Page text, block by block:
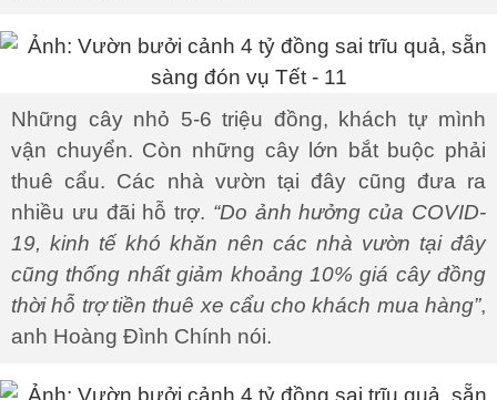
Những cây nhỏ 5-6 triệu đồng, khách tự mình
vận chuyển. Còn những cây lớn bắt buộc phải
thuê cẩu. Các nhà vườn tại đây cũng đưa ra
nhiều ưu đãi hỗ trợ. “Do ảnh hưởng của COVID-
19, kinh tế khó khăn nên các nhà vườn tại đây
cũng thống nhất giảm khoảng 10% giá cây đồng
thời hỗ trợ tiền thuê xe cẩu cho khách mua hàng”,
anh Hoàng Đình Chính nói.